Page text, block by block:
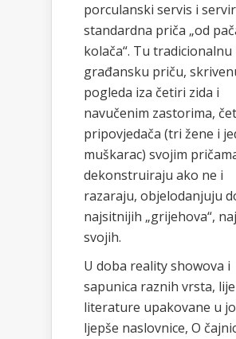
porculanski servis i
standardna priča „od
kolača“. Tu tradicionalnu
građansku priču,
pogleda iza četiri zida i
navučenim zastorima,
pripovjedača (tri žene i
muškarac) svojim
dekonstruiraju ako ne i
razaraju, objelodanjuju
najsitnijih „grijehova“,
svojih.
U doba reality showova i
sapunica raznih vrsta,
literature upakovane u
ljepše naslovnice, O